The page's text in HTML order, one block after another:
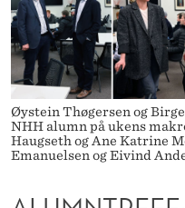
N
T
R
E
F
E
D
M
E
N
Y
E
T
T
S
E
E
T
Disputaser
Ekspertutvalg
Om Bulletin
Øystein Thøgersen og
NHH alumn på ukens
Haugseth og Ane Katrine
Emanuelsen og Eivind